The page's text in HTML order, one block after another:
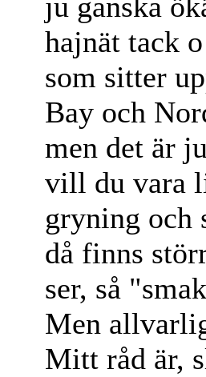
ju ganska
hajnät tack
som sitter
Bay och
men det är
vill du vara
gryning och
då finns
ser, så
Men
Mitt råd är,